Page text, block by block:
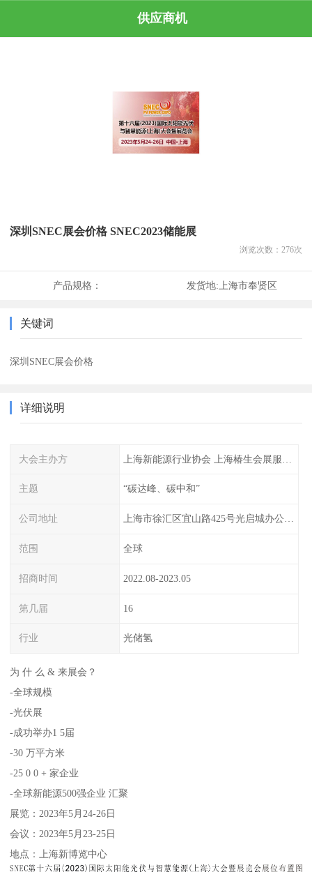
供应商机
深圳SNEC展会价格 SNEC2023储能展
浏览次数： 276次
产品规格： 发货地:上海市奉贤区
关键词
深圳SNEC展会价格
详细说明
大会主办方
主题 “碳达峰、碳中和”
公司地址 上海市徐汇区宜山路425号光启城办公楼905-907室
范围 全球
招商时间 2022.08-2023.05
第几届 16
行业 光储氢
为 什 么 & 来展会？
-全球规模
-光伏展
-成功举办1 5届
-30 万平方米
-25 0 0 + 家企业
-全球新能源500强企业 汇聚
展览：2023年5月24-26日
会议：2023年5月23-25日
地点：上海新博览中心